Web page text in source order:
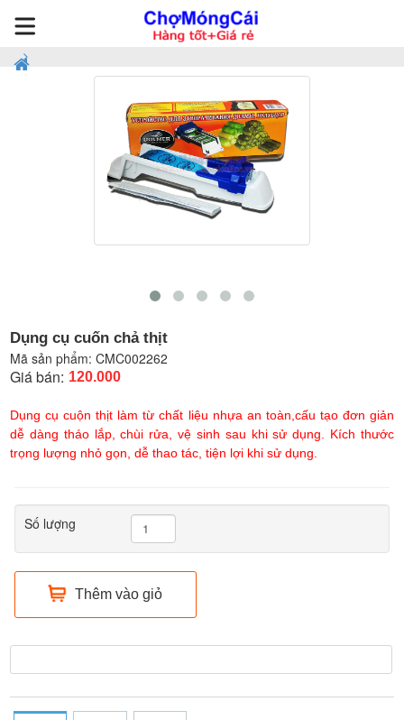
Dụng cụ cuốn chả thịt
Mã sản phẩm:CMC002262
Giá bán: 120.000
Dụng cụ cuộn thịt làm từ chất liệu nhựa an toàn,cấu tạo đơn giản
dễ dàng tháo lắp, chùi rửa, vệ sinh sau khi sử dụng. Kích thước
trọng lượng nhỏ gọn, dễ thao tác, tiện lợi khi sử dụng.
Số lượng
Thêm vào giỏ